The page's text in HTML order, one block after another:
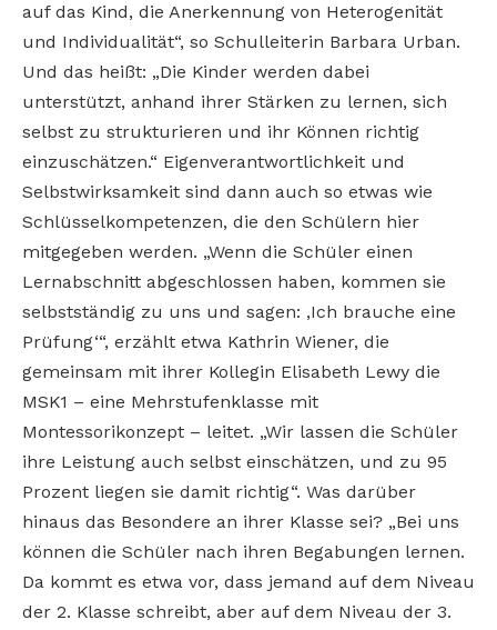
auf das Kind, die Anerkennung von Heterogenität
und Individualität“, so Schulleiterin Barbara Urban.
Und das heißt: „Die Kinder werden dabei
unterstützt, anhand ihrer Stärken zu lernen, sich
selbst zu strukturieren und ihr Können richtig
einzuschätzen.“ Eigenverantwortlichkeit und
Selbstwirksamkeit sind dann auch so etwas wie
Schlüsselkompetenzen, die den Schülern hier
mitgegeben werden. „Wenn die Schüler einen
Lernabschnitt abgeschlossen haben, kommen sie
selbstständig zu uns und sagen: ‚Ich brauche eine
Prüfung‘“, erzählt etwa Kathrin Wiener, die
gemeinsam mit ihrer Kollegin Elisabeth Lewy die
MSK1 – eine Mehrstufenklasse mit
Montessorikonzept – leitet. „Wir lassen die Schüler
ihre Leistung auch selbst einschätzen, und zu 95
Prozent liegen sie damit richtig“. Was darüber
hinaus das Besondere an ihrer Klasse sei? „Bei uns
können die Schüler nach ihren Begabungen lernen.
Da kommt es etwa vor, dass jemand auf dem Niveau
der 2. Klasse schreibt, aber auf dem Niveau der 3.